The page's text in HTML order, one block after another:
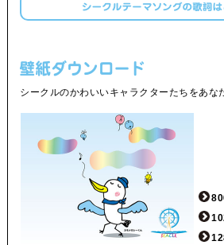
シークルのかわいいキャラクターたちをあな